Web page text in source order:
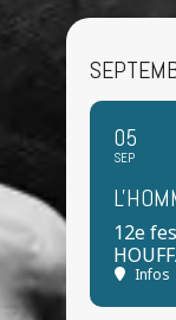
05
SEP
12e
Infos